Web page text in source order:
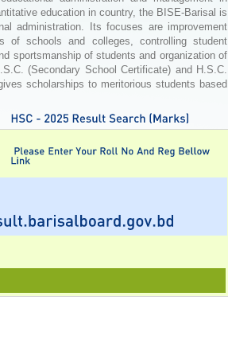
education in country, the BISE-Barisal is
administration. Its focuses are improvement
of schools and colleges, controlling student
sportsmanship of students and organization of
(Secondary School Certificate) and H.S.C.
scholarships to meritorious students based